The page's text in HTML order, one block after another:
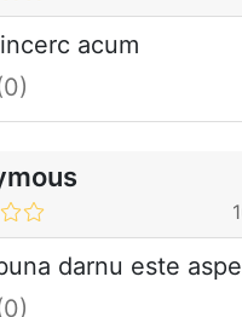
acum
do not appreciate
darnu este
do not appreciate